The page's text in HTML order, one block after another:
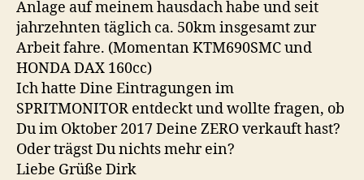
Anlage auf meinem hausdach habe und seit
jahrzehnten täglich ca. 50km insgesamt zur
Arbeit fahre. (Momentan KTM690SMC und
HONDA DAX 160cc)
Ich hatte Dine Eintragungen im
SPRITMONITOR entdeckt und wollte fragen, ob
Du im Oktober 2017 Deine ZERO verkauft hast?
Oder trägst Du nichts mehr ein?
Liebe Grüße Dirk